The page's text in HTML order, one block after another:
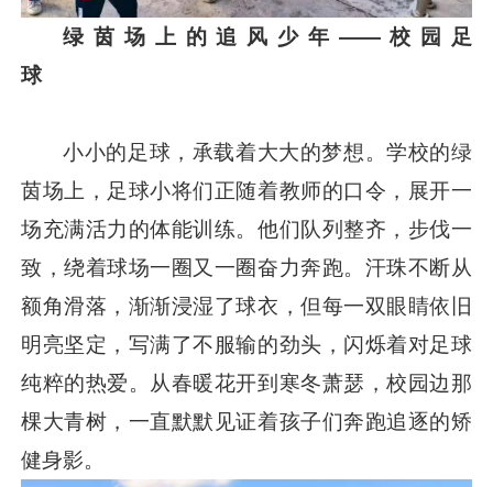
绿茵场上的追风少年 ——校园足
球
小小的足球，承载着大大的梦想。学校的绿
茵场上，足球小将们正随着教师的口令，展开一
场充满活力的体能训练。他们队列整齐，步伐一
致，绕着球场一圈又一圈奋力奔跑。汗珠不断从
额角滑落，渐渐浸湿了球衣，但每一双眼睛依旧
明亮坚定，写满了不服输的劲头，闪烁着对足球
纯粹的热爱。从春暖花开到寒冬萧瑟，校园边那
棵大青树，一直默默见证着孩子们奔跑追逐的矫
健身影。